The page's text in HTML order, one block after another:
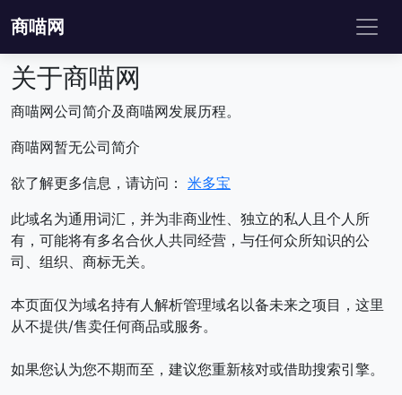
商喵网
关于商喵网
商喵网公司简介及商喵网发展历程。
商喵网暂无公司简介
欲了解更多信息，请访问： 米多宝
此域名为通用词汇，并为非商业性、独立的私人且个人所
有，可能将有多名合伙人共同经营，与任何众所知识的公
司、组织、商标无关。
本页面仅为域名持有人解析管理域名以备未来之项目，这里
从不提供/售卖任何商品或服务。
如果您认为您不期而至，建议您重新核对或借助搜索引擎。